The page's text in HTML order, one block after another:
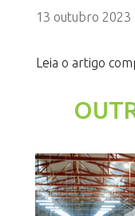
13 outubro 2023
Leia o artigo